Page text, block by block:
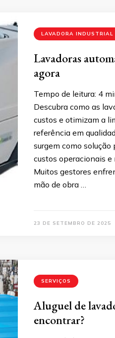
LAVADORA INDUSTRIAL
Lavadoras
agora
Tempo de leitura: 4
Descubra como as
custos e otimizam a
referência em
surgem como
custos operacionais
Muitos gestores
mão de obra …
23 DE SETEMBRO DE 2025
SERVIÇOS
Aluguel de
encontrar?